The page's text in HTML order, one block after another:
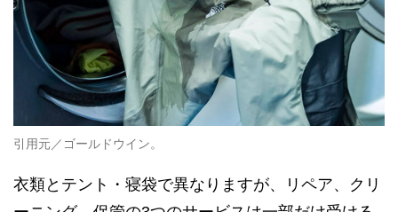
引用元／ゴールドウイン。
衣類とテント・寝袋で異なりますが、リペア、クリ